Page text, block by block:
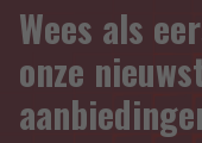
Wees als
onze